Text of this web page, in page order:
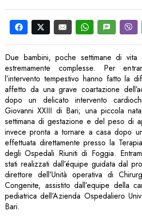
Due bambini, poche settimane di vita
estremamente complesse. Per
l’intervento tempestivo hanno fatto la
affetto da una grave coartazione
dopo un delicato intervento
Giovanni XXIII di Bari; una piccola
settimana di gestazione e del peso di
invece pronta a tornare a casa dopo
effettuata direttamente presso la
degli Ospedali Riuniti di Foggia.
stati realizzati dall’équipe guidata dal
direttore dell’Unità operativa di
Congenite, assistito dall’equipe della
pediatrica dell’Azienda Ospedaliero
Bari.